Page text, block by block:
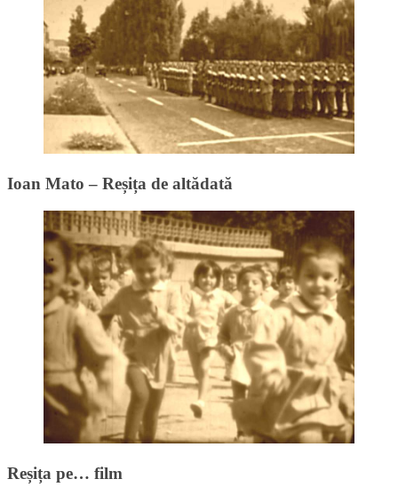
Ioan Mato – Reșița de altădată
Reșița pe… film